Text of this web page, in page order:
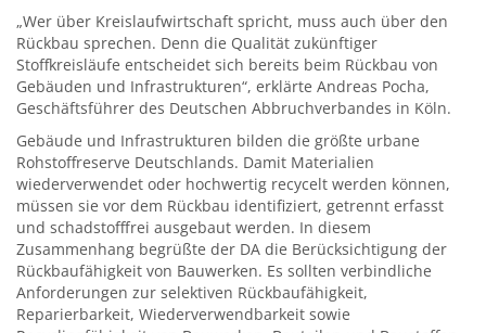
„Wer über Kreislaufwirtschaft spricht, muss auch über den
Rückbau sprechen. Denn die Qualität zukünftiger
Stoffkreisläufe entscheidet sich bereits beim Rückbau von
Gebäuden und Infrastrukturen“, erklärte Andreas Pocha,
Geschäftsführer des Deutschen Abbruchverbandes in Köln.
Gebäude und Infrastrukturen bilden die größte urbane
Rohstoffreserve Deutschlands. Damit Materialien
wiederverwendet oder hochwertig recycelt werden können,
müssen sie vor dem Rückbau identifiziert, getrennt erfasst
und schadstofffrei ausgebaut werden. In diesem
Zusammenhang begrüßte der DA die Berücksichtigung der
Rückbaufähigkeit von Bauwerken. Es sollten verbindliche
Anforderungen zur selektiven Rückbaufähigkeit,
Reparierbarkeit, Wiederverwendbarkeit sowie